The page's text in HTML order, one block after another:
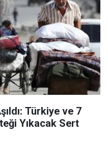
Türkiye ve 7
Yıkacak Sert